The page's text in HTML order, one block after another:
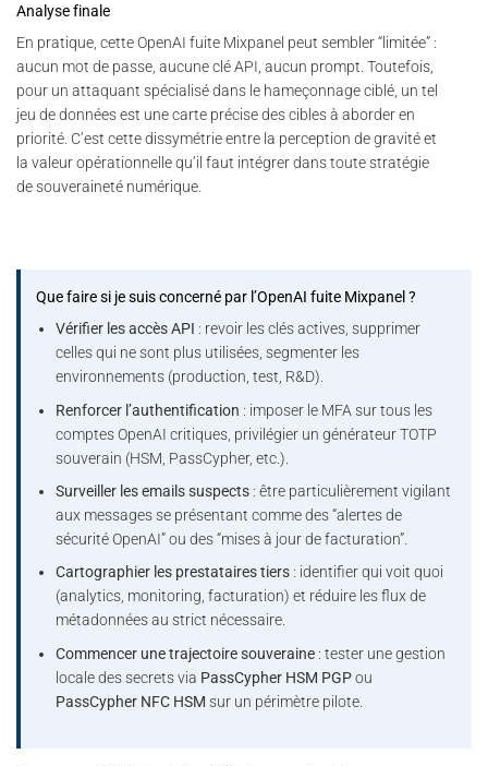
Analyse finale
En pratique, cette OpenAI fuite Mixpanel peut sembler “limitée” :
aucun mot de passe, aucune clé API, aucun prompt. Toutefois,
pour un attaquant spécialisé dans le hameçonnage ciblé, un tel
jeu de données est une carte précise des cibles à aborder en
priorité. C’est cette dissymétrie entre la perception de gravité et
la valeur opérationnelle qu’il faut intégrer dans toute stratégie
de souveraineté numérique.
Que faire si je suis concerné par l’OpenAI fuite Mixpanel ?
Vérifier les accès API : revoir les clés actives, supprimer
celles qui ne sont plus utilisées, segmenter les
environnements (production, test, R&D).
Renforcer l’authentification : imposer le MFA sur tous les
comptes OpenAI critiques, privilégier un générateur TOTP
souverain (HSM, PassCypher, etc.).
Surveiller les emails suspects : être particulièrement vigilant
aux messages se présentant comme des “alertes de
sécurité OpenAI” ou des “mises à jour de facturation”.
Cartographier les prestataires tiers : identifier qui voit quoi
(analytics, monitoring, facturation) et réduire les flux de
métadonnées au strict nécessaire.
Commencer une trajectoire souveraine : tester une gestion
locale des secrets via PassCypher HSM PGPou
PassCypher NFC HSM sur un périmètre pilote.